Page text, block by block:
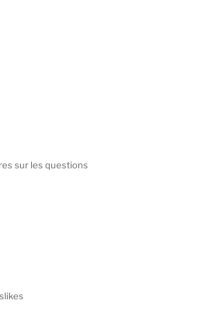
sur les questions